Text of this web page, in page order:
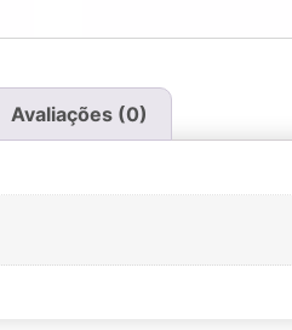
Avaliações (0)